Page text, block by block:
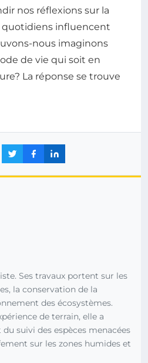
nos réflexions sur la
quotidiens influencent
nous imaginons
de vie qui soit en
La réponse se trouve
Ses travaux portent sur les
la conservation de la
des écosystèmes.
de terrain, elle a
suivi des espèces menacées
sur les zones humides et